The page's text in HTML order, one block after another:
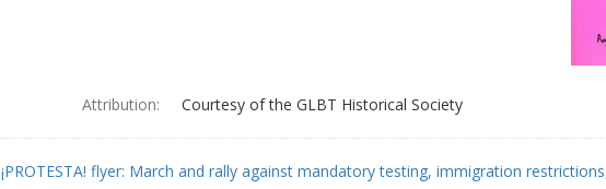
Attribution: Courtesy of the GLBT Historical Society
¡PROTESTA! flyer: March and rally against mandatory testing, immigration